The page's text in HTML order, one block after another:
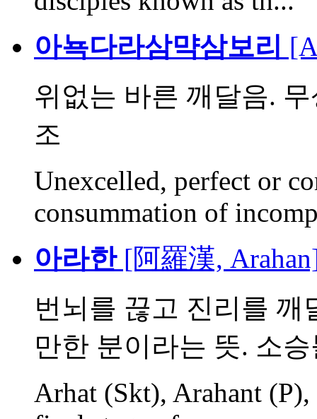
아뇩다라삼먁삼보리
위없는 바른 깨달음.
조
Unexcelled, perfect or
consummation of
아라한[阿羅漢,
번뇌를 끊고 진리를
만한 분이라는 뜻. 소승
Arhat (Skt), Arahant